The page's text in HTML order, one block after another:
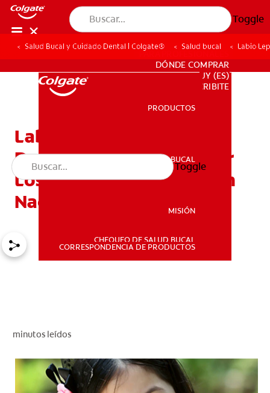
Toggle
SALUD BUCAL
DÓNDE COMPRAR
PARA PROFESIONALES
DÓNDE COMPRAR
UY (ES)
SUSCRIBITE
PRODUCTOS
SALUD BUCAL
MISIÓN
CHEQUEO DE SALUD BUCAL
CORRESPONDENCIA DE PRODUCTOS
Toggle
Salud Bucal y Cuidado Dental | Colgate® Salud bucal Labio
Labio Leporino: ¿Qué
Drogas Pueden Aumentar
Los Riesgos En Los Recién
Nacidos?
minutos leídos